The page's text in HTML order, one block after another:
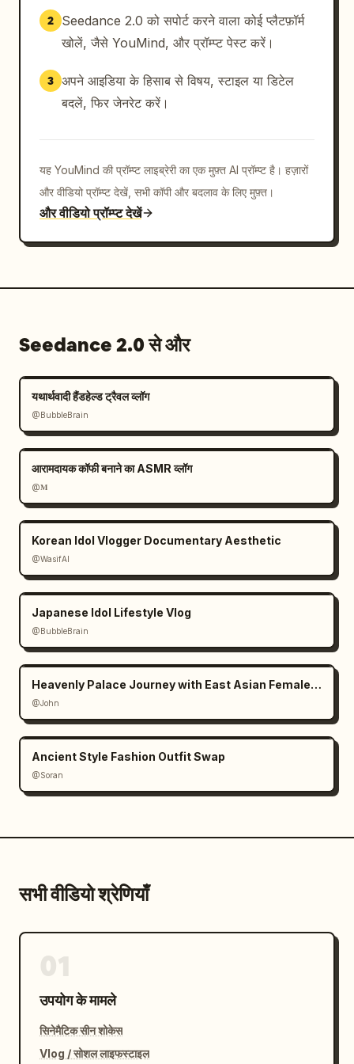
है। जब वह हंसते हुए बगीचों में दौड़ती है तो विशाल ड्रोन पुलबैक
शॉट। ड्रेस और बाल हवा में स्वाभाविक रूप से बहते हैं। तेज़
— सनग्लासेस पहनना
— घूमना (ट्वर्ल)
— कैमरे की ओर दौड़ना
[00:12-00:13]
विशाल क्लॉक टावर का इंटीरियर शॉट। उसके चेहरे के चारों ओर
("मुझे पेरिस बहुत पसंद है।")
[00:13-00:15]
— सूर्यास्त के समय आर्क डी ट्रायम्फ
— एफिल टॉवर की चमक
— नोट्रे-डेम टर्न-बैक शॉट
कैमरा फ्लैश फ्रीज एंडिंग।
2
Seedance 2.0 को सपोर्ट करने वाला कोई प्लैटफ़ॉर्म
खोलें, जैसे YouMind, और प्रॉम्प्ट पेस्ट करें।
3 अपने आइडिया के हिसाब से विषय, स्टाइल या डिटेल
बदलें, फिर जेनरेट करें।
यह YouMind की प्रॉम्प्ट लाइब्रेरी का एक मुफ़्त AI प्रॉम्प्ट है। हज़ारों
और वीडियो प्रॉम्प्ट देखें, सभी कॉपी और बदलाव के लिए मुफ़्त।
और वीडियो प्रॉम्प्ट देखें
Seedance 2.0 से और
यथार्थवादी हैंडहेल्ड ट्रैवल व्लॉग
@BubbleBrain
आरामदायक कॉफी बनाने का ASMR व्लॉग
@𝐌
Korean Idol Vlogger Documentary Aesthetic
@WasifAI
Japanese Idol Lifestyle Vlog
@BubbleBrain
Heavenly Palace Journey with East Asian Female Protagonist
@John
Ancient Style Fashion Outfit Swap
@Soran
सभी वीडियो श्रेणियाँ
उपयोग के मामले
सिनेमैटिक सीन शोकेस
Vlog / सोशल लाइफस्टाइल